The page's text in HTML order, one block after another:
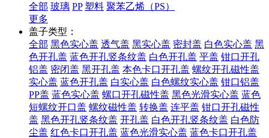
全部 玻璃 PP 塑料 聚苯乙烯（PS）
更多
盖子类型：
全部 黑色实心盖 透气盖 黑实心盖 密封盖 白色实心盖 黑
色开孔盖 蓝色开孔竖条纹盖 白色开孔盖 平盖 钳口开孔
铝盖 密闭盖 黑开孔盖 本色卡口开孔盖 螺纹开孔磁性盖
实心盖 蓝色开孔盖 白实心盖 白色螺纹实心盖 钳口铝盖
PP盖 蓝色实心盖 螺口开孔磁性盖 黑色光滑实心盖 蓝色
短螺纹开口盖 螺纹磁性盖 转换盖 连平盖 钳口开孔磁性
盖 黑色开孔竖条纹盖 开孔盖 白色开孔竖条纹盖 白色防
尘盖 红色卡口开孔盖 蓝色光滑实心盖 蓝色卡口开孔盖